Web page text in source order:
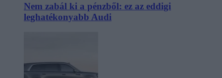
Nem zabál ki a pénzből: ez az eddigi
leghatékonyabb Audi